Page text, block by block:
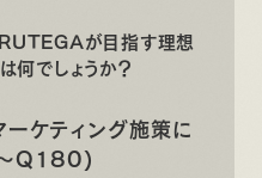
が目指す理想
何でしょうか？
ケティング施策に
Q180)